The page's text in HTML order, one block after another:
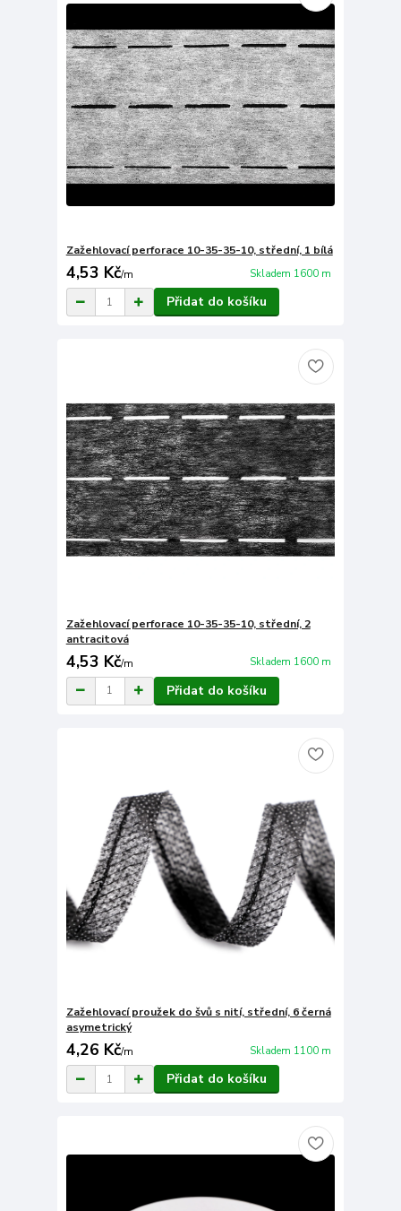
Zažehlovací perforace 10-35-35-10, střední, 1 bílá
4,53 Kč/m Skladem 1600 m
Přidat do košíku
Zažehlovací perforace 10-35-35-10, střední, 2
antracitová
4,53 Kč/m Skladem 1600 m
Přidat do košíku
Zažehlovací proužek do švů s nití, střední, 6 černá
asymetrický
4,26 Kč/m Skladem 1100 m
Přidat do košíku